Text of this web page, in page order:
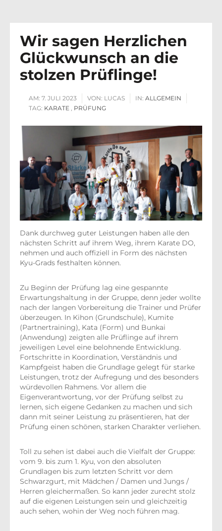
Wir sagen Herzlichen
Glückwunsch an die
stolzen Prüflinge!
AM: 7. JULI 2023 VON: LUCAS IN: ALLGEMEIN
TAG: KARATE , PRÜFUNG
Dank durchweg guter Leistungen haben alle den
nächsten Schritt auf ihrem Weg, ihrem Karate DO,
nehmen und auch offiziell in Form des nächsten
Kyu-Grads festhalten können.
Zu Beginn der Prüfung lag eine gespannte
Erwartungshaltung in der Gruppe, denn jeder wollte
nach der langen Vorbereitung die Trainer und Prüfer
überzeugen. In Kihon (Grundschule), Kumite
(Partnertraining), Kata (Form) und Bunkai
(Anwendung) zeigten alle Prüflinge auf ihrem
jeweiligen Level eine belohnende Entwicklung.
Fortschritte in Koordination, Verständnis und
Kampfgeist haben die Grundlage gelegt für starke
Leistungen, trotz der Aufregung und des besonders
würdevollen Rahmens. Vor allem die
Eigenverantwortung, vor der Prüfung selbst zu
lernen, sich eigene Gedanken zu machen und sich
dann mit seiner Leistung zu präsentieren, hat der
Prüfung einen schönen, starken Charakter verliehen.
Toll zu sehen ist dabei auch die Vielfalt der Gruppe:
vom 9. bis zum 1. Kyu, von den absoluten
Grundlagen bis zum letzten Schritt vor dem
Schwarzgurt, mit Mädchen / Damen und Jungs /
Herren gleichermaßen. So kann jeder zurecht stolz
auf die eigenen Leistungen sein und gleichzeitig
auch sehen, wohin der Weg noch führen mag.